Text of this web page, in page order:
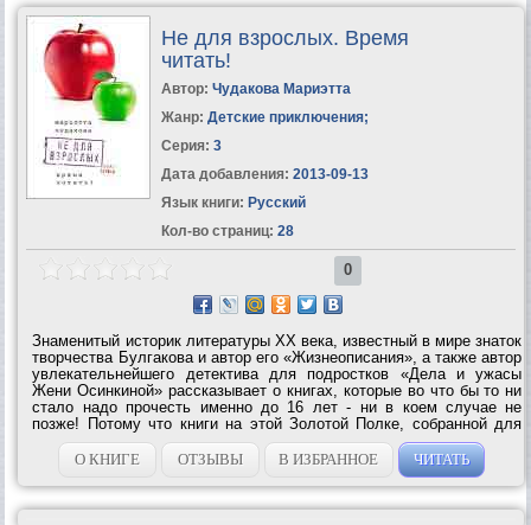
Не для взрослых. Время
читать!
Автор: Чудакова Мариэтта
Жанр: Детские приключения;
Серия: 3
Дата добавления: 2013-09-13
Язык книги: Русский
Кол-во страниц: 28
0
Знаменитый историк литературы ХХ века, известный в мире знаток
творчества Булгакова и автор его «Жизнеописания», а также автор
увлекательнейшего детектива для подростков «Дела и ужасы
Жени Осинкиной» рассказывает о книгах, которые во что бы то ни
стало надо прочесть именно до 16 лет - ни в коем случае не
позже! Потому что книги на этой Золотой Полке, собранной для
вас Мариэттой Чудаковой, так хитро написаны, что если вы
опоздаете и...
О КНИГЕ ОТЗЫВЫ В ИЗБРАННОЕ ЧИТАТЬ